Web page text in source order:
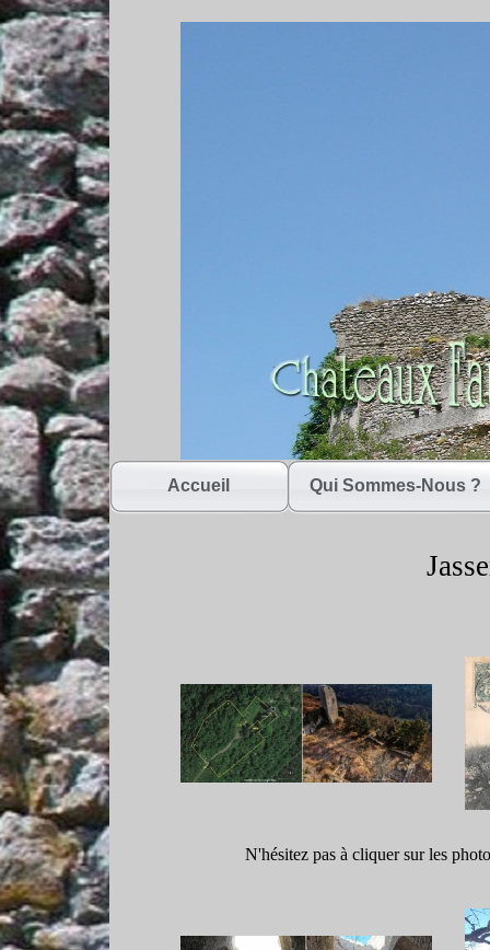
Accueil Qui Sommes-Nous ?
N'hésitez pas à cliquer sur les